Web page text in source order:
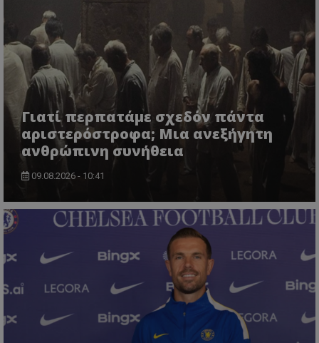
Γιατί περπατάμε σχεδόν πάντα
αριστερόστροφα; Μια ανεξήγητη
ανθρώπινη συνήθεια
09.08.2026 - 10:41